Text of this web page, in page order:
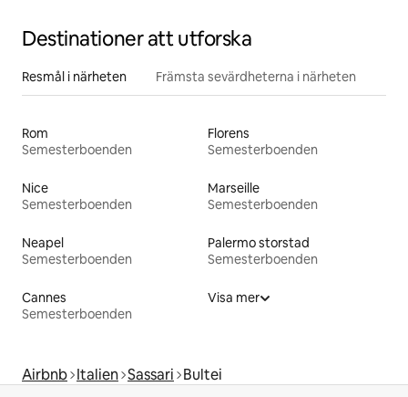
Destinationer att utforska
Resmål i närheten Främsta sevärdheterna i närheten
Rom
Semesterboenden
Florens
Semesterboenden
Nice
Semesterboenden
Marseille
Semesterboenden
Neapel
Semesterboenden
Palermo storstad
Semesterboenden
Cannes
Semesterboenden
Visa mer
Airbnb Italien Sassari Bultei